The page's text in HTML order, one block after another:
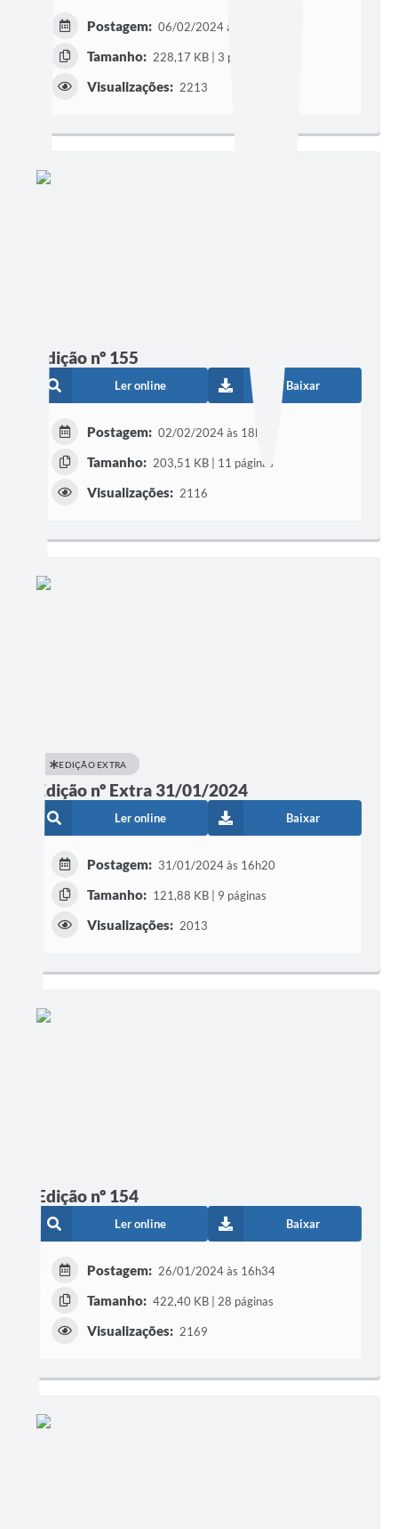
Postagem: 06/02/2024 às 16h38
Tamanho: 228,17 KB | 3 páginas
Visualizações: 2213
Edição nº 155
Ler online Baixar
Postagem: 02/02/2024 às 18h24
Tamanho: 203,51 KB | 11 páginas
Visualizações: 2116
EDIÇÃO EXTRA
Edição nº Extra 31/01/2024
Ler online Baixar
Postagem: 31/01/2024 às 16h20
Tamanho: 121,88 KB | 9 páginas
Visualizações: 2013
Edição nº 154
Ler online Baixar
Postagem: 26/01/2024 às 16h34
Tamanho: 422,40 KB | 28 páginas
Visualizações: 2169